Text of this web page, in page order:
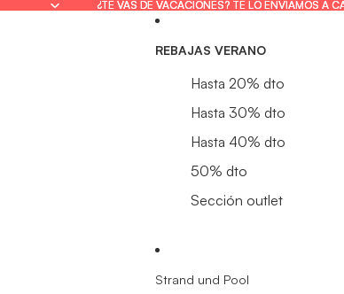
¿TE VAS DE VACACIONES? TE LO ENVIAMOS A
¿TE VAS DE VACACIONES? TE LO ENVIAMOS A
REBAJAS VERANO
Hasta 20% dto
Hasta 30% dto
Hasta 40% dto
50% dto
Sección outlet
Strand und Pool